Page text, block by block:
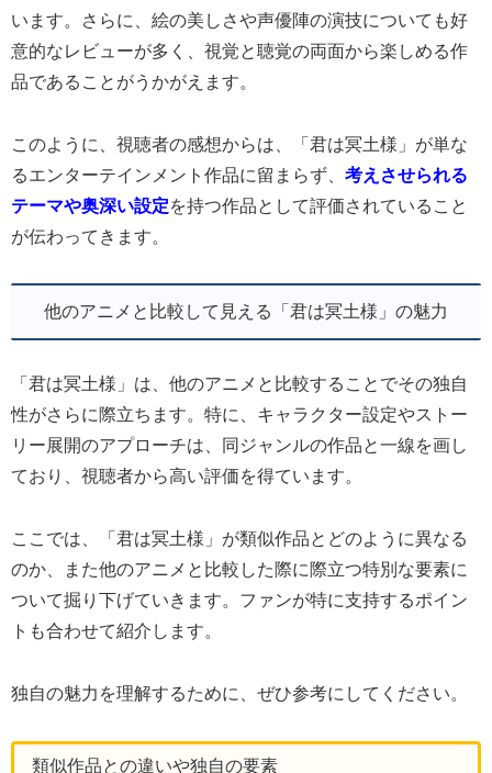
います。さらに、絵の美しさや声優陣の演技についても好
意的なレビューが多く、視覚と聴覚の両面から楽しめる作
品であることがうかがえます。
このように、視聴者の感想からは、「君は冥土様」が単な
るエンターテインメント作品に留まらず、 考えさせられる
テーマや奥深い設定を持つ作品として評価されていること
が伝わってきます。
他のアニメと比較して見える「君は冥土様」の魅力
「君は冥土様」は、他のアニメと比較することでその独自
性がさらに際立ちます。特に、キャラクター設定やストー
リー展開のアプローチは、同ジャンルの作品と一線を画し
ており、視聴者から高い評価を得ています。
ここでは、「君は冥土様」が類似作品とどのように異なる
のか、また他のアニメと比較した際に際立つ特別な要素に
ついて掘り下げていきます。ファンが特に支持するポイン
トも合わせて紹介します。
独自の魅力を理解するために、ぜひ参考にしてください。
類似作品との違いや独自の要素